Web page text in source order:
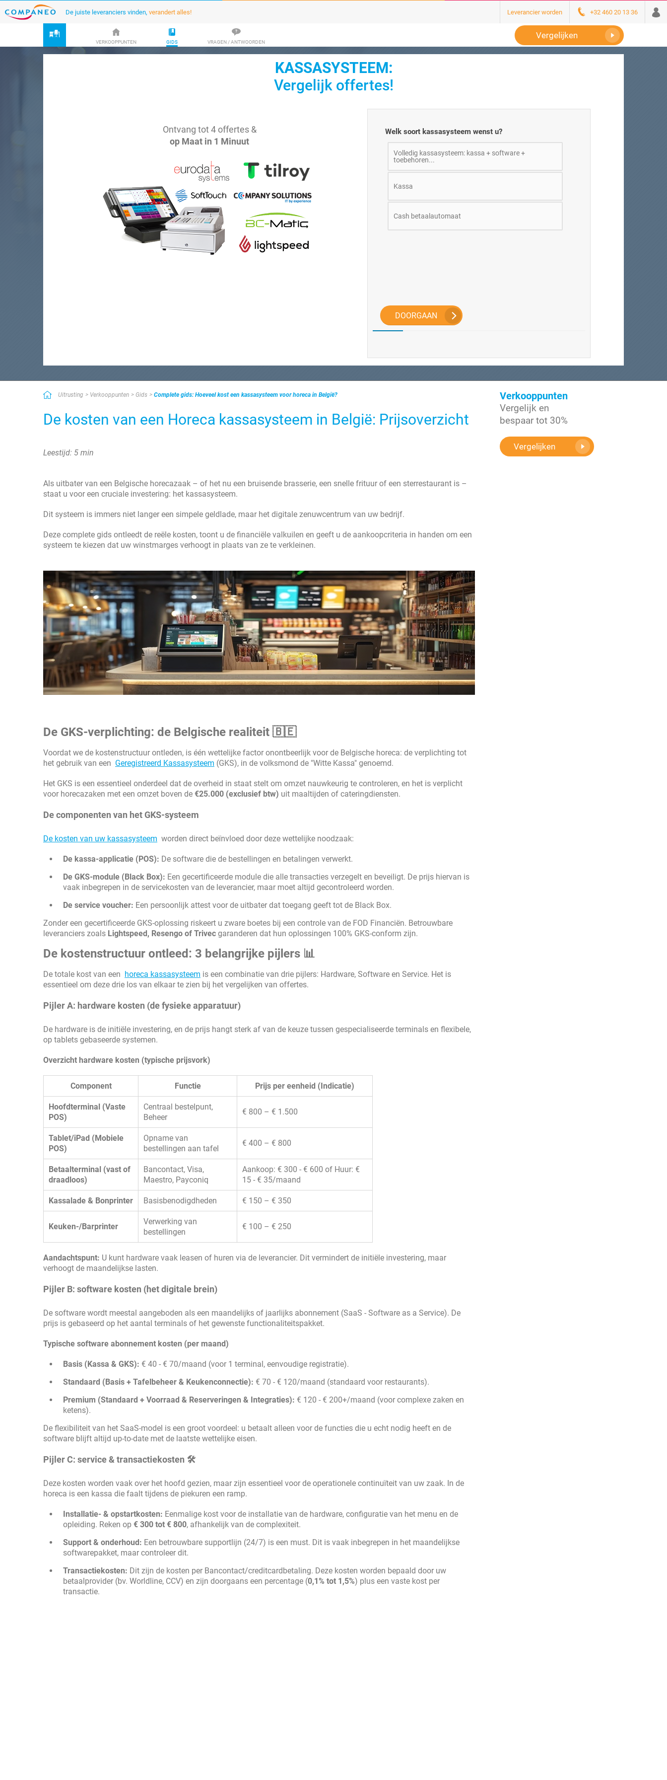
De juiste leveranciers vinden, verandert alles! Leverancier worden +32 460 20 13 36
VERKOOPPUNTEN GIDS VRAGEN / ANTWOORDEN
Vergelijken
KASSASYSTEEM:
Vergelijk offertes!
Ontvang tot 4 offertes &
op Maat in 1 Minuut
Welk soort kassasysteem wenst u?
Volledig kassasysteem: kassa + software +
toebehoren...
Kassa
Cash betaalautomaat
DOORGAAN
Uitrusting Verkooppunten Gids Complete gids: Hoeveel kost een kassasysteem voor horeca in België?
De kosten van een Horeca kassasysteem in België: Prijsoverzicht
Leestijd: 5 min
Als uitbater van een Belgische horecazaak – of het nu een bruisende brasserie, een snelle frituur of een sterrestaurant is –
staat u voor een cruciale investering: het kassasysteem.
Dit systeem is immers niet langer een simpele geldlade, maar het digitale zenuwcentrum van uw bedrijf.
Deze complete gids ontleedt de reële kosten, toont u de financiële valkuilen en geeft u de aankoopcriteria in handen om een
systeem te kiezen dat uw winstmarges verhoogt in plaats van ze te verkleinen.
De GKS-verplichting: de Belgische realiteit 🇧🇪
Voordat we de kostenstructuur ontleden, is één wettelijke factor onontbeerlijk voor de Belgische horeca: de verplichting tot
het gebruik van een Geregistreerd Kassasysteem (GKS), in de volksmond de "Witte Kassa" genoemd.
Het GKS is een essentieel onderdeel dat de overheid in staat stelt om omzet nauwkeurig te controleren, en het is verplicht
voor horecazaken met een omzet boven de €25.000 (exclusief btw) uit maaltijden of cateringdiensten.
De componenten van het GKS-systeem
De kosten van uw kassasysteem worden direct beïnvloed door deze wettelijke noodzaak:
De kassa-applicatie (POS): De software die de bestellingen en betalingen verwerkt.
De GKS-module (Black Box): Een gecertificeerde module die alle transacties verzegelt en beveiligt. De prijs hiervan is
vaak inbegrepen in de servicekosten van de leverancier, maar moet altijd gecontroleerd worden.
De service voucher: Een persoonlijk attest voor de uitbater dat toegang geeft tot de Black Box.
Zonder een gecertificeerde GKS-oplossing riskeert u zware boetes bij een controle van de FOD Financiën. Betrouwbare
leveranciers zoals Lightspeed, Resengo of Trivec garanderen dat hun oplossingen 100% GKS-conform zijn.
De kostenstructuur ontleed: 3 belangrijke pijlers 📊
De totale kost van een horeca kassasysteem is een combinatie van drie pijlers: Hardware, Software en Service. Het is
essentieel om deze drie los van elkaar te zien bij het vergelijken van offertes.
Pijler A: hardware kosten (de fysieke apparatuur)
De hardware is de initiële investering, en de prijs hangt sterk af van de keuze tussen gespecialiseerde terminals en flexibele,
op tablets gebaseerde systemen.
Overzicht hardware kosten (typische prijsvork)
Component Functie Prijs per eenheid (Indicatie)
Hoofdterminal (Vaste
POS)
Centraal bestelpunt,
Beheer
€ 800 – € 1.500
Tablet/iPad (Mobiele
POS)
Opname van
bestellingen aan tafel
€ 400 – € 800
Betaalterminal (vast of
draadloos)
Bancontact, Visa,
Maestro, Payconiq
Aankoop: € 300 - € 600 of Huur: €
15 - € 35/maand
Kassalade & Bonprinter Basisbenodigdheden € 150 – € 350
Keuken-/Barprinter
Verwerking van
bestellingen
€ 100 – € 250
Aandachtspunt: U kunt hardware vaak leasen of huren via de leverancier. Dit vermindert de initiële investering, maar
verhoogt de maandelijkse lasten.
Pijler B: software kosten (het digitale brein)
De software wordt meestal aangeboden als een maandelijks of jaarlijks abonnement (SaaS - Software as a Service). De
prijs is gebaseerd op het aantal terminals of het gewenste functionaliteitspakket.
Typische software abonnement kosten (per maand)
Basis (Kassa & GKS): € 40 - € 70/maand (voor 1 terminal, eenvoudige registratie).
Standaard (Basis + Tafelbeheer & Keukenconnectie): € 70 - € 120/maand (standaard voor restaurants).
Premium (Standaard + Voorraad & Reserveringen & Integraties): € 120 - € 200+/maand (voor complexe zaken en
ketens).
De flexibiliteit van het SaaS-model is een groot voordeel: u betaalt alleen voor de functies die u echt nodig heeft en de
software blijft altijd up-to-date met de laatste wettelijke eisen.
Pijler C: service & transactiekosten 🛠️
Deze kosten worden vaak over het hoofd gezien, maar zijn essentieel voor de operationele continuïteit van uw zaak. In de
horeca is een kassa die faalt tijdens de piekuren een ramp.
Installatie- & opstartkosten: Eenmalige kost voor de installatie van de hardware, configuratie van het menu en de
opleiding. Reken op € 300 tot € 800, afhankelijk van de complexiteit.
Support & onderhoud: Een betrouwbare supportlijn (24/7) is een must. Dit is vaak inbegrepen in het maandelijkse
softwarepakket, maar controleer dit.
Transactiekosten: Dit zijn de kosten per Bancontact/creditcardbetaling. Deze kosten worden bepaald door uw
betaalprovider (bv. Worldline, CCV) en zijn doorgaans een percentage (0,1% tot 1,5%) plus een vaste kost per
transactie.
Verkooppunten
Vergelijk en
bespaar tot 30%
Vergelijken